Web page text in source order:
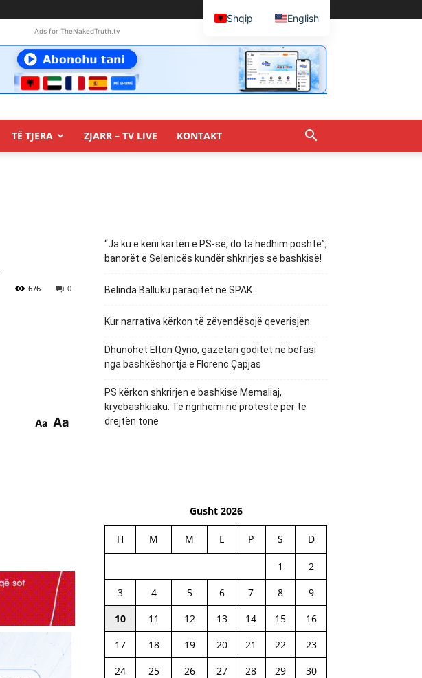
Ads for TheNakedTruth.tv
TË TJERA ZJARR – TV LIVE KONTAKT
0
676
Aa Aa
“Ja ku e keni kartën e PS-së, do ta hedhim poshtë”,
banorët e Selenicës kundër shkrirjes së bashkisë!
Belinda Balluku paraqitet në SPAK
Kur narrativa kërkon të zëvendësojë qeverisjen
Dhunohet Elton Qyno, gazetari goditet në befasi
nga bashkëshortja e Florenc Çapjas
PS kërkon shkrirjen e bashkisë Memaliaj,
kryebashkiaku: Të ngrihemi në protestë për të
drejtën tonë
Gusht 2026
H M M E P S D
1
2
3
4 5 6 7 8
9
10
11 12 13 14 15
16
17
18 19 20 21 22
23
24
25 26 27 28 29
30
Shqip English